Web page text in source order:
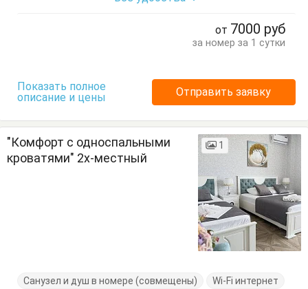
Туалетный столик
Тумбочки
от 7000 руб
за номер за 1 сутки
Показать полное
описание и цены
Отправить заявку
"Комфорт с односпальными
кроватями" 2х-местный
1
Санузел и душ в номере (совмещены)
Wi-Fi интернет